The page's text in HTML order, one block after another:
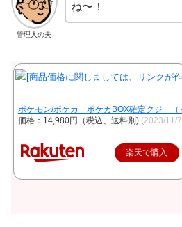
管理人の夫
ね〜！
ポケモン/ポケカ ポケカBOX確定クジ （
価格：14,980円（税込、送料別) (2023/11/7
楽天で購入